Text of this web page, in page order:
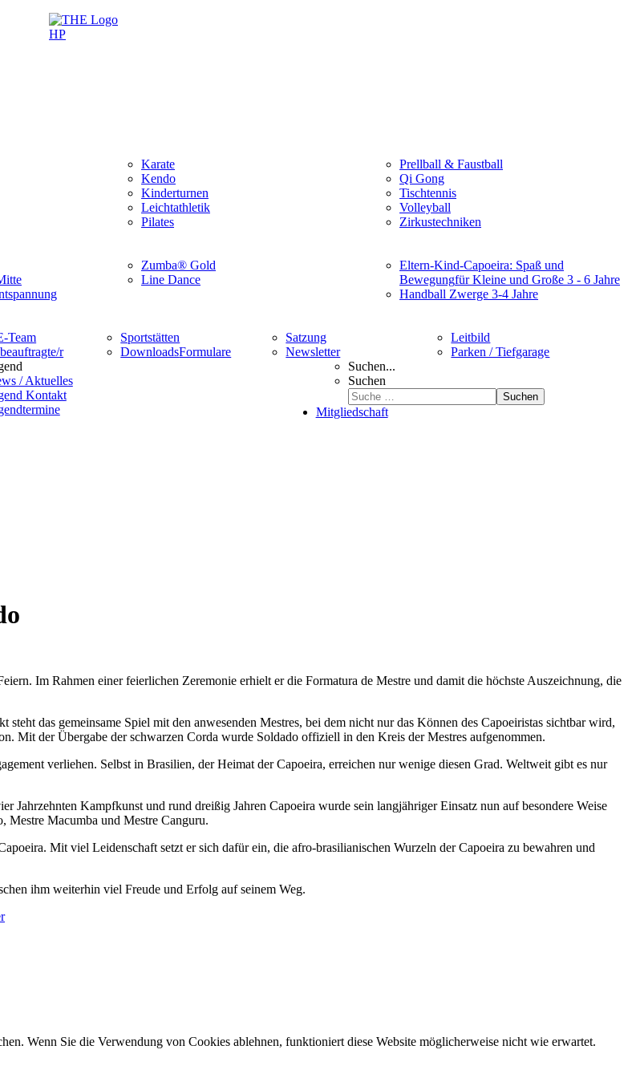
Karate
Kendo
Kinderturnen
Leichtathletik
Pilates
Prellball & Faustball
Qi Gong
Tischtennis
Volleyball
Zirkustechniken
Zumba® Gold
Line Dance
Eltern-Kind-Capoeira: Spaß und
Bewegungfür Kleine und Große 3 - 6 Jahre
Handball Zwerge 3-4 Jahre
Team Sportstätten Satzung
Leitbild
r DownloadsFormulare Newsletter
Parken / Tiefgarage
/ Aktuelles
Kontakt
Suchen...
Suchen
Suchen
Mitgliedschaft
Im Rahmen einer feierlichen Zeremonie erhielt er die Formatura de Mestre und damit die höchste Auszeichnung, die
das gemeinsame Spiel mit den anwesenden Mestres, bei dem nicht nur das Können des Capoeiristas sichtbar wird,
Mit der Übergabe der schwarzen Corda wurde Soldado offiziell in den Kreis der Mestres aufgenommen.
verliehen. Selbst in Brasilien, der Heimat der Capoeira, erreichen nur wenige diesen Grad. Weltweit gibt es nur
Jahrzehnten Kampfkunst und rund dreißig Jahren Capoeira wurde sein langjähriger Einsatz nun auf besondere Weise
Mestre Macumba und Mestre Canguru.
Mit viel Leidenschaft setzt er sich dafür ein, die afro-brasilianischen Wurzeln der Capoeira zu bewahren und
ihm weiterhin viel Freude und Erfolg auf seinem Weg.
Wenn Sie die Verwendung von Cookies ablehnen, funktioniert diese Website möglicherweise nicht wie erwartet.